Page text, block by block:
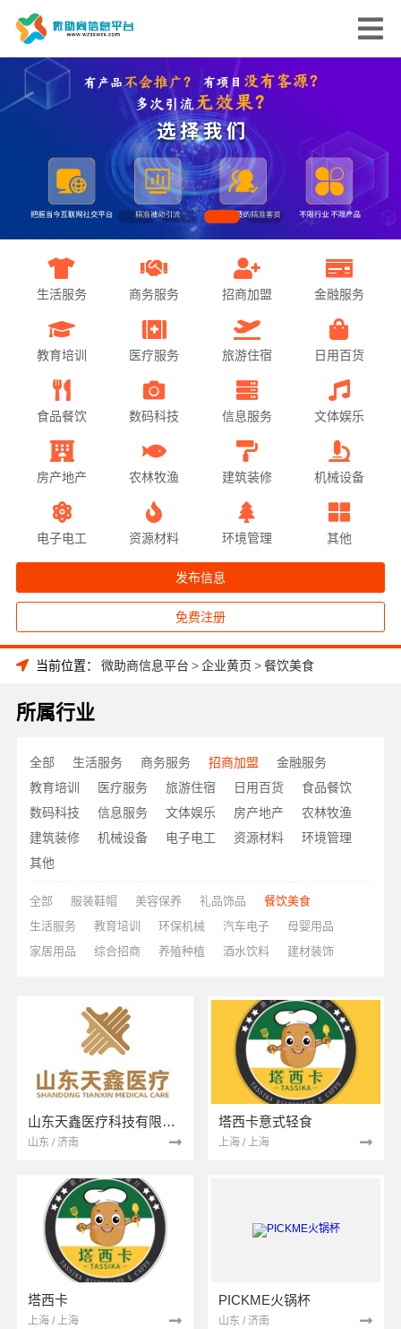
生活服务 商务服务 招商加盟 金融服务
教育培训 医疗服务 旅游住宿 日用百货
食品餐饮 数码科技 信息服务 文体娱乐
房产地产 农林牧渔 建筑装修 机械设备
电子电工 资源材料 环境管理 其他
发布信息
免费注册
当前位置： 微助商信息平台 >企业黄页 >餐饮美食
所属行业
全部 生活服务 商务服务 招商加盟
金融服务
教育培训
医疗服务 旅游住宿 日用百货
食品餐饮
数码科技
信息服务 文体娱乐 房产地产
农林牧渔
建筑装修
机械设备 电子电工 资源材料
环境管理
其他
全部 服装鞋帽 美容保养 礼品饰品
餐饮美食
生活服务
教育培训 环保机械 汽车电子
母婴用品
家居用品
综合招商 养殖种植 酒水饮料 建材装饰
山东天鑫医疗科技有限公司
山东 / 济南
塔西卡意式轻食
上海 / 上海
塔西卡
上海 / 上海
PICKME火锅杯
山东 / 济南